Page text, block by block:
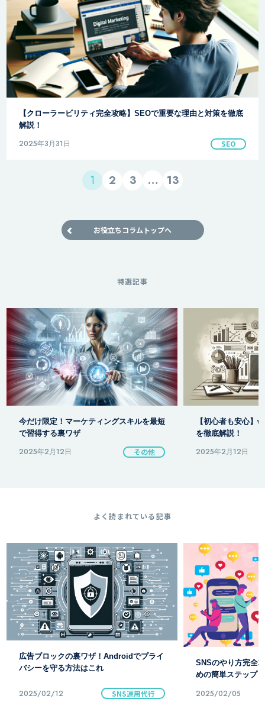
【クローラービリティ完全攻略】SEOで重要な理由と対策を徹底
解説！
2025年3月31日 SEO
1 2 3 … 13
お役立ちコラムトップへ
特選記事
【初心者も安心】webマーケティング用語
を徹底解説！
2025年2月12日 その他
リードマーケティ
得のための基本戦
2025年2月12日
よく読まれている記事
SNSのやり方完全攻略！今すぐ始めるた
めの簡単ステップ
2025/02/05 SNS
【ニコニ広告】徹
と裏ワザ公開
2025/02/12